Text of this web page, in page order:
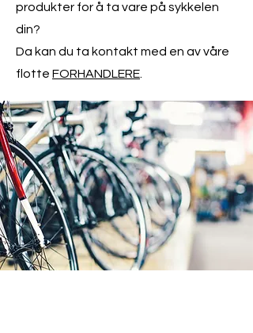
produkter for å ta vare på sykkelen
din?
Da kan du ta kontakt med en av våre
flotte FORHANDLERE